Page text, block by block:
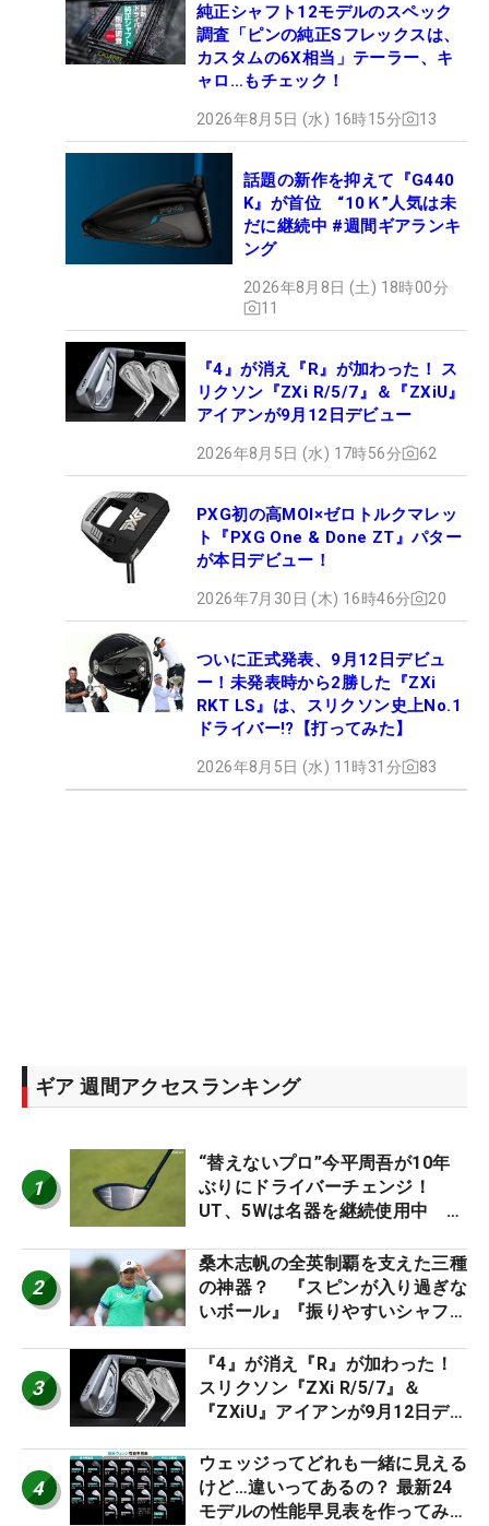
純正シャフト12モデルのスペック
調査「ピンの純正Sフレックスは、
カスタムの6X相当」テーラー、キ
ャロ…もチェック！
2026年8月5日 (水) 16時15分 13
話題の新作を抑えて『G440
K』が首位 “10Ｋ”人気は未
だに継続中 #週間ギアランキ
ング
2026年8月8日 (土) 18時00分
11
『4』が消え『R』が加わった！ ス
リクソン『ZXi R/5/7』＆『ZXiU』
アイアンが9月12日デビュー
2026年8月5日 (水) 17時56分 62
PXG初の高MOI×ゼロトルクマレッ
ト『PXG One & Done ZT』パター
が本日デビュー！
2026年7月30日 (木) 16時46分 20
ついに正式発表、9月12日デビュ
ー！未発表時から2勝した『ZXi
RKT LS』は、スリクソン史上No.1
ドライバー!?【打ってみた】
2026年8月5日 (水) 11時31分 83
ギア 週間アクセスランキング
1
“替えないプロ”今平周吾が10年
ぶりにドライバーチェンジ！
UT、5Wは名器を継続使用中 #
2
桑木志帆の全英制覇を支えた三種
の神器？ 『スピンが入り過ぎな
いボール』『振りやすいシャフ
ー』 #女子プロセッティング
3
『4』が消え『R』が加わった！
スリクソン『ZXi R/5/7』＆
『ZXiU』アイアンが9月12日デ
4
ウェッジってどれも一緒に見える
けど…違いってあるの？ 最新24
モデルの性能早見表を作ってみ